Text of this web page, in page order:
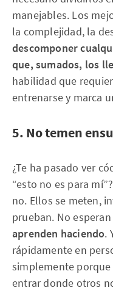
manejables. Los
la complejidad, la
descomponer
que, sumados, los
habilidad que
entrenarse y marca
5. No temen
¿Te ha pasado ver
“esto no es para
no. Ellos se meten,
prueban. No
aprenden haciendo.
rápidamente en
simplemente
entrar donde otros